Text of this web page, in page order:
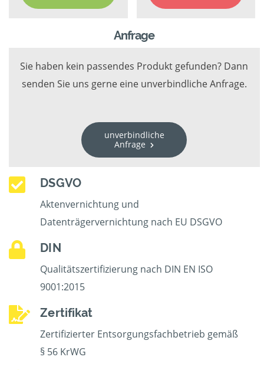
Anfrage
Sie haben kein passendes Produkt gefunden? Dann
senden Sie uns gerne eine unverbindliche Anfrage.
unverbindliche
Anfrage
DSGVO
Aktenvernichtung und
Datenträgervernichtung nach EU DSGVO
DIN
Qualitätszertifizierung nach DIN EN ISO
9001:2015
Zertifikat
Zertifizierter Entsorgungsfachbetrieb gemäß
§ 56 KrWG